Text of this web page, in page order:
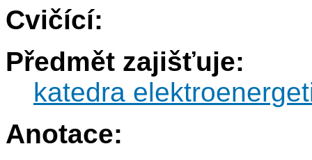
Cvičící:
Předmět zajišťuje:
katedra
Anotace: